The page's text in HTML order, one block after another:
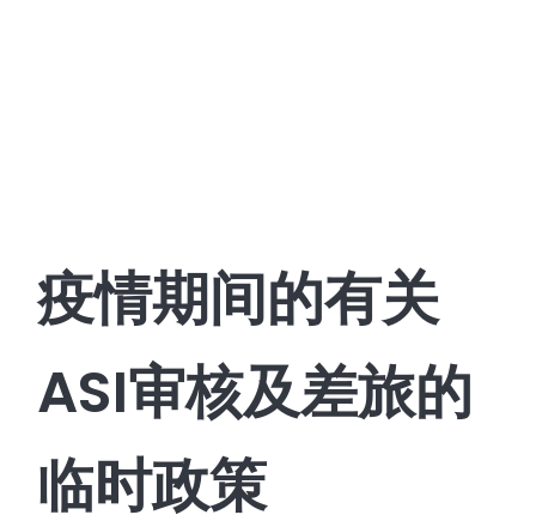
疫情期间的有关
ASI审核及差旅的
临时政策